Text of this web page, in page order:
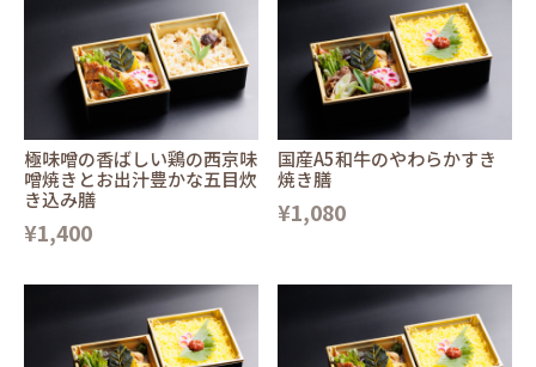
極味噌の香ばしい鶏の西京味
噌焼きとお出汁豊かな五目炊
き込み膳
¥1,400
国産A5和牛のやわらかすき
焼き膳
¥1,080